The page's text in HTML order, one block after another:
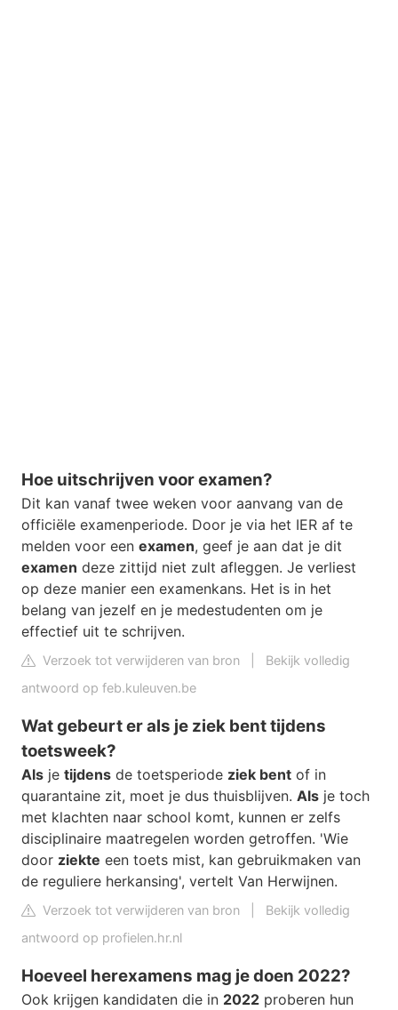
Hoe uitschrijven voor examen?
Dit kan vanaf twee weken voor aanvang van de
officiële examenperiode. Door je via het IER af te
melden voor een examen, geef je aan dat je dit
examen deze zittijd niet zult afleggen. Je verliest
op deze manier een examenkans. Het is in het
belang van jezelf en je medestudenten om je
effectief uit te schrijven.
Verzoek tot verwijderen van bron
Bekijk volledig
antwoord op feb.kuleuven.be
Wat gebeurt er als je ziek bent tijdens
toetsweek?
Als je tijdens de toetsperiode ziek bent of in
quarantaine zit, moet je dus thuisblijven. Als je toch
met klachten naar school komt, kunnen er zelfs
disciplinaire maatregelen worden getroffen. 'Wie
door ziekte een toets mist, kan gebruikmaken van
de reguliere herkansing', vertelt Van Herwijnen.
Verzoek tot verwijderen van bron
Bekijk volledig
antwoord op profielen.hr.nl
Hoeveel herexamens mag je doen 2022?
Ook krijgen kandidaten die in 2022 proberen hun